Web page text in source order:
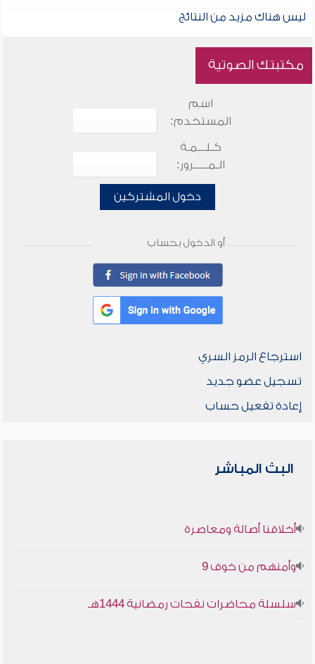
ليس هناك مزيد من النتائج
مكتبتك الصوتية
اسم
المستخدم:
كـلـــمـة
الـمـــــرور:
دخول المشتركين
أو الدخول بحساب
استرجاع الرمز السري
تسجيل عضو جديد
إعادة تفعيل حساب
البث المباشر
أخلاقنا أصالة ومعاصرة
وأمنهم من خوف 9
سلسلة محاضرات نفحات رمضانية 1444هـ